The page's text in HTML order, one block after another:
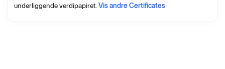
underliggende verdipapiret.Vis andre Certificates